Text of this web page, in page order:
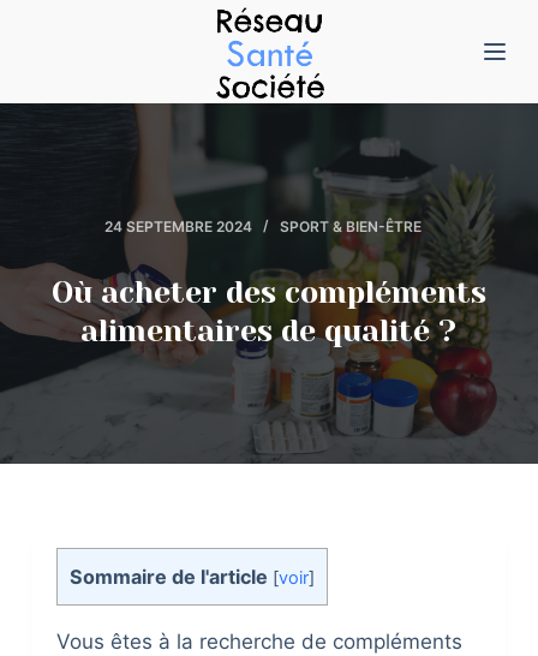
u
o
n
24 SEPTEMBRE 2024 SPORT & BIEN-ÊTRE
Où acheter des compléments
alimentaires de qualité ?
Sommaire de l'article [voir]
Vous êtes à la recherche de compléments